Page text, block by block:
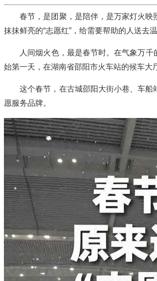
春节，是团聚，是陪伴，是万家灯火映照
抹抹鲜亮的“志愿红”，给需要帮助的人送去
人间烟火色，最是春节时。在气象万千的
始第一天，在湖南省邵阳市火车站的候车大
这个春节，在古城邵阳大街小巷、车船站
愿服务品牌。